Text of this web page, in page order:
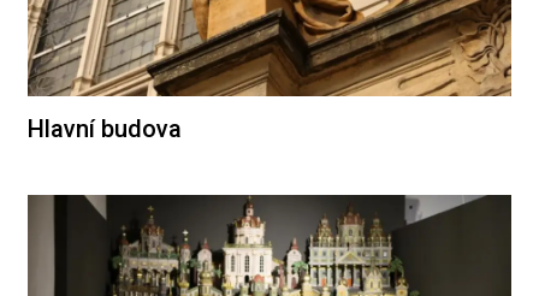
Hlavní budova